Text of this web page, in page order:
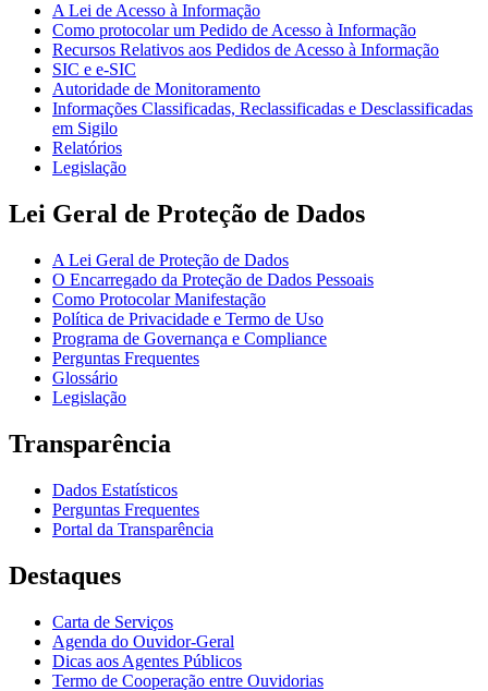
A Lei de Acesso à Informação
Como protocolar um Pedido de Acesso à Informação
Recursos Relativos aos Pedidos de Acesso à Informação
SIC e e-SIC
Autoridade de Monitoramento
Informações Classificadas, Reclassificadas e Desclassificadas
em Sigilo
Relatórios
Legislação
Lei Geral de Proteção de Dados
A Lei Geral de Proteção de Dados
O Encarregado da Proteção de Dados Pessoais
Como Protocolar Manifestação
Política de Privacidade e Termo de Uso
Programa de Governança e Compliance
Perguntas Frequentes
Glossário
Legislação
Transparência
Dados Estatísticos
Perguntas Frequentes
Portal da Transparência
Destaques
Carta de Serviços
Agenda do Ouvidor-Geral
Dicas aos Agentes Públicos
Termo de Cooperação entre Ouvidorias